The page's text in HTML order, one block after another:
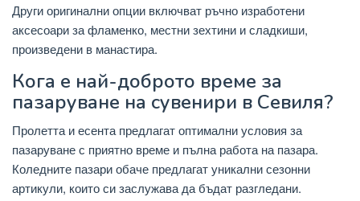
Други оригинални опции включват ръчно изработени
аксесоари за фламенко, местни зехтини и сладкиши,
произведени в манастира.
Кога е най-доброто време за
пазаруване на сувенири в Севиля?
Пролетта и есента предлагат оптимални условия за
пазаруване с приятно време и пълна работа на пазара.
Коледните пазари обаче предлагат уникални сезонни
артикули, които си заслужава да бъдат разгледани.